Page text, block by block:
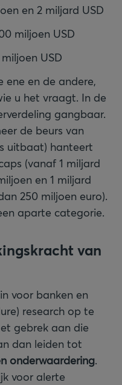
en 2 miljard USD
miljoen USD
USD
ene en de andere,
u het vraagt. In de
gangbaar.
de beurs van
uitbaat) hanteert
(vanaf 1 miljard
en 1 miljard
250 miljoen euro).
aparte categorie.
van
voor banken en
research op te
gebrek aan die
dan leiden tot
onderwaardering.
voor alerte